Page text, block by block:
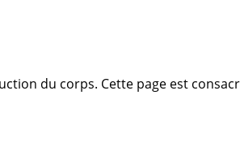
du corps. Cette page est